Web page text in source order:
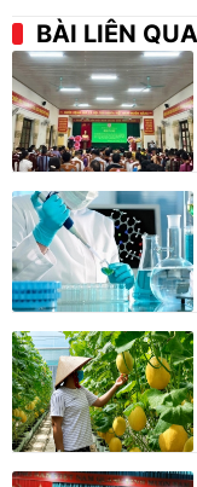
BÀI LIÊN